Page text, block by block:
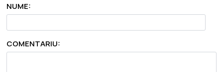
NUME:
COMENTARIU: